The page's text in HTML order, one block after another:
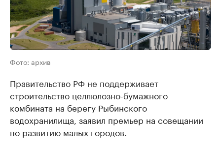
Фото: архив
Правительство РФ не поддерживает
строительство целлюлозно-бумажного
комбината на берегу Рыбинского
водохранилища, заявил премьер на совещании
по развитию малых городов.